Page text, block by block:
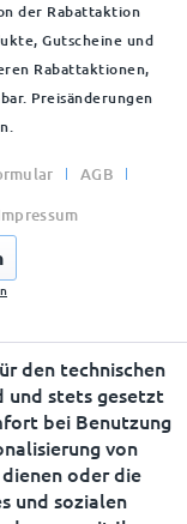
der Rabattaktion
Gutscheine und
Rabattaktionen,
Preisänderungen
AGB
den technischen
und stets gesetzt
bei Benutzung
von
oder die
und sozialen